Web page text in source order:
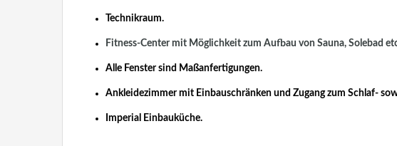
Technikraum.
Fitness-Center mit Möglichkeit zum Aufbau von Sauna, Solebad
Alle Fenster sind Maßanfertigungen.
Ankleidezimmer mit Einbauschränken und Zugang zum Schlaf-
Imperial Einbauküche.